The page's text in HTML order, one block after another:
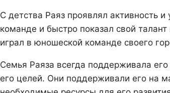
С детства Раяз проявлял активность
команде и быстро показал свой
играл в юношеской команде своего
Семья Раяза всегда поддерживала
его целей. Они поддерживали его на